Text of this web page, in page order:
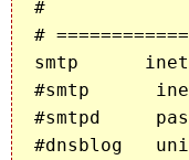
#
#
smtp
#smtp
#smtpd
#dnsblog